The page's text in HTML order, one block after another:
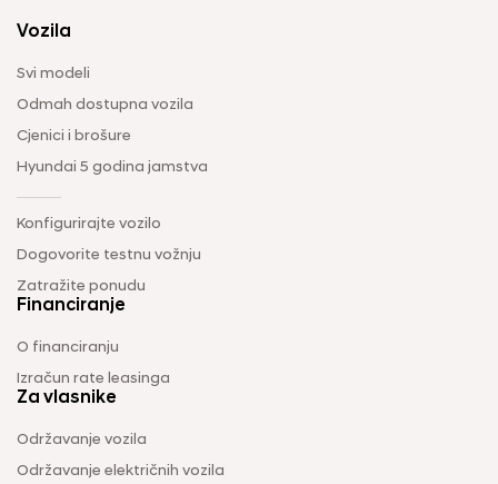
Vozila
Svi modeli
Odmah dostupna vozila
Cjenici i brošure
Hyundai 5 godina jamstva
Konfigurirajte vozilo
Dogovorite testnu vožnju
Zatražite ponudu
Financiranje
O financiranju
Izračun rate leasinga
Za vlasnike
Održavanje vozila
Održavanje električnih vozila